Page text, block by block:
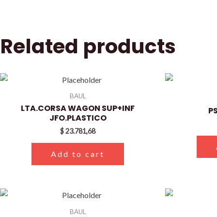
Related products
BAUL
LTA.CORSA WAGON SUP+INF
JFO.PLASTICO
$23.781,68
Add to cart
BAUL